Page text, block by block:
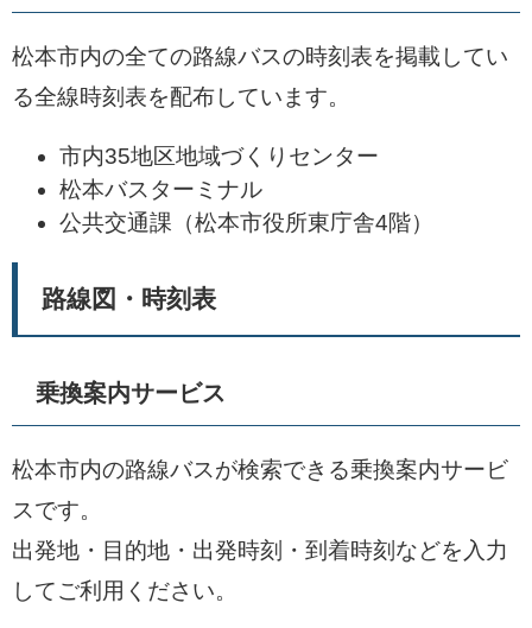
松本市内の全ての路線バスの時刻表を掲載してい
る全線時刻表を配布しています。
市内35地区地域づくりセンター
松本バスターミナル
公共交通課（松本市役所東庁舎4階）
路線図・時刻表
乗換案内サービス
松本市内の路線バスが検索できる乗換案内サービ
スです。
出発地・目的地・出発時刻・到着時刻などを入力
してご利用ください。